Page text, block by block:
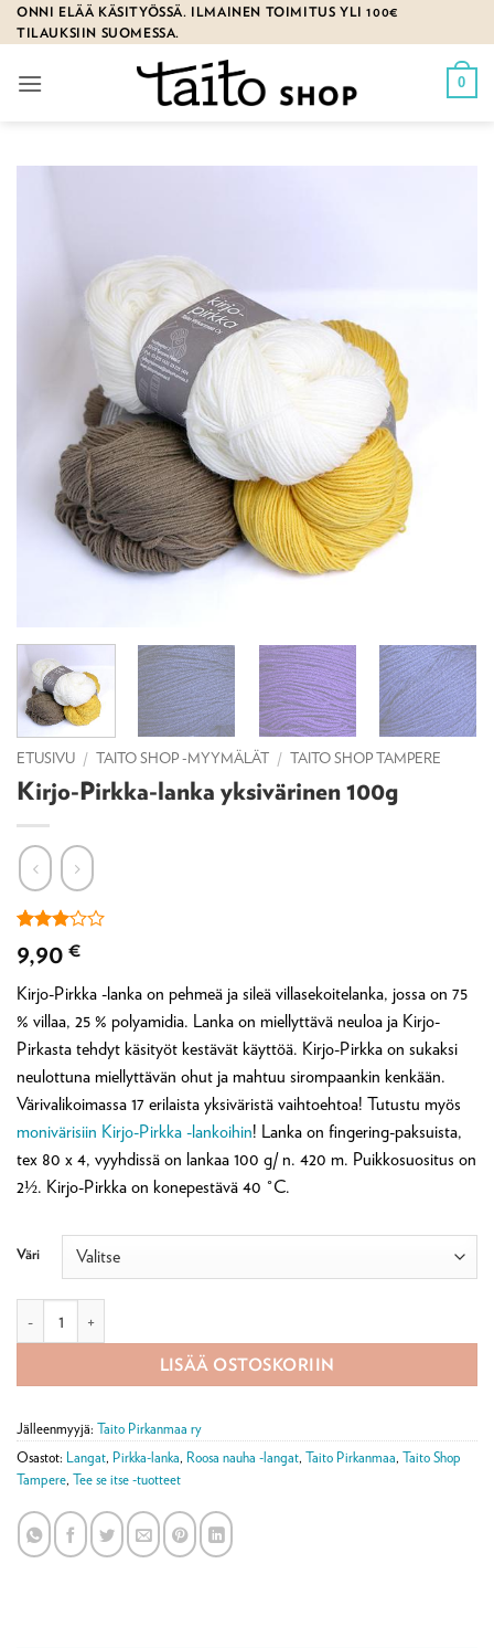
Skip
to
ONNI ELÄÄ KÄSITYÖSSÄ. ILMAINEN TOIMITUS YLI 100€
TILAUKSIIN SUOMESSA.
0
ETUSIVU / TAITO SHOP -MYYMÄLÄT / TAITO SHOP TAMPERE
Kirjo-Pirkka-lanka yksivärinen 100g
Arvio
35:stä
1
asiakkaan
arvotukseen.
9,90 €
Kirjo-Pirkka -lanka on pehmeä ja sileä villasekoitelanka, jossa on 75
% villaa, 25 % polyamidia. Lanka on miellyttävä neuloa ja Kirjo-
Pirkasta tehdyt käsityöt kestävät käyttöä. Kirjo-Pirkka on sukaksi
neulottuna miellyttävän ohut ja mahtuu sirompaankin kenkään.
Värivalikoimassa 17 erilaista yksiväristä vaihtoehtoa! Tutustu myös
monivärisiin Kirjo-Pirkka -lankoihin! Lanka on fingering-paksuista,
tex 80 x 4, vyyhdissä on lankaa 100 g/ n. 420 m. Puikkosuositus on
2½. Kirjo-Pirkka on konepestävä 40 °C.
Väri
LISÄÄ OSTOSKORIIN
Jälleenmyyjä: Taito Pirkanmaa ry
Osastot: Langat, Pirkka-lanka, Roosa nauha -langat, Taito Pirkanmaa, Taito Shop
Tampere, Tee se itse -tuotteet